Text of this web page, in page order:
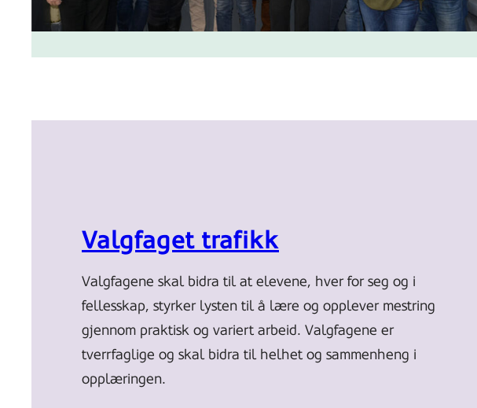
Valgfaget trafikk
Valgfagene skal bidra til at elevene, hver for seg og i
fellesskap, styrker lysten til å lære og opplever mestring
gjennom praktisk og variert arbeid. Valgfagene er
tverrfaglige og skal bidra til helhet og sammenheng i
opplæringen.